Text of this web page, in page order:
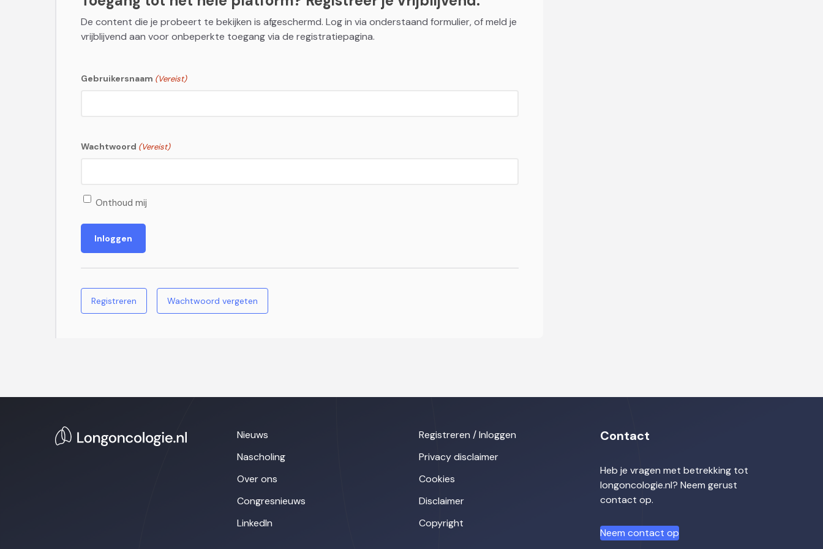
De content die je probeert te bekijken is afgeschermd. Log in via onderstaand formulier, of meld je
vrijblijvend aan voor onbeperkte toegang via de registratiepagina.
Gebruikersnaam (Vereist)
Wachtwoord (Vereist)
Onthoud mij
Registreren Wachtwoord vergeten
Nieuws
Nascholing
Over ons
Congresnieuws
LinkedIn
Registreren / Inloggen
Privacy disclaimer
Cookies
Disclaimer
Copyright
Contact
Heb je vragen met betrekking tot
longoncologie.nl? Neem gerust
contact op.
Neem contact op